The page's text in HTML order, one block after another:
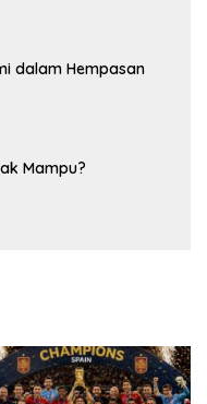
dalam Hempasan
Mampu?